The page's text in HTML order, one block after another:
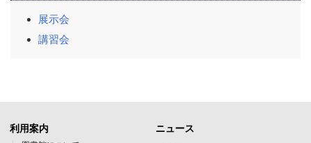
展示会
講習会
利用案内 ニュース